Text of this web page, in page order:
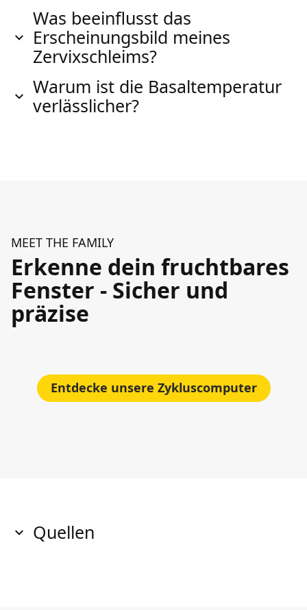
Was beeinflusst das
Erscheinungsbild meines
Zervixschleims?
Warum ist die Basaltemperatur
verlässlicher?
MEET THE FAMILY
Erkenne dein fruchtbares
Fenster - Sicher und
präzise
Entdecke unsere Zykluscomputer
Quellen